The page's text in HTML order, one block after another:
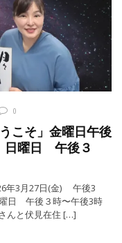
0
こそ」金曜日午後
曜日 午後３
年3月27日(金) 午後3
午後３時〜午後3時
んと伏見在住 […]